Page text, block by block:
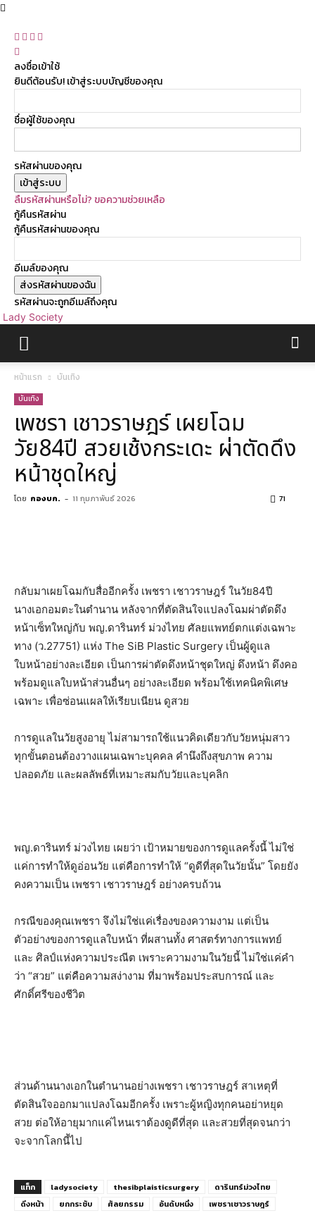
ลงชื่อเข้าใช้
ยินดีต้อนรับ! เข้าสู่ระบบบัญชีของคุณ
ชื่อผู้ใช้ของคุณ
รหัสผ่านของคุณ
ลืมรหัสผ่านหรือไม่? ขอความช่วยเหลือ
กู้คืนรหัสผ่าน
กู้คืนรหัสผ่านของคุณ
อีเมล์ของคุณ
รหัสผ่านจะถูกอีเมล์ถึงคุณ
Lady Society
หน้าแรก บันเทิง
บันเทิง
เพชรา เชาวราษฎร์ เผยโฉม
วัย84ปี สวยเช้งกระเดะ ผ่าตัดดึง
หน้าชุดใหญ่
โดย กองบก. - 11 กุมภาพันธ์ 2026 71
กลับมาเผยโฉมกับสื่ออีกครั้ง เพชรา เชาวราษฎร์ ในวัย84ปี
นางเอกอมตะในตำนาน หลังจากที่ตัดสินใจแปลงโฉมผ่าตัดดึง
หน้าเซ็ทใหญ่กับ พญ.ดารินทร์ ม่วงไทย ศัลยแพทย์ตกแต่งเฉพาะ
ทาง (ว.27751) แห่ง The SiB Plastic Surgery เป็นผู้ดูแล
ใบหน้าอย่างละเอียด เป็นการผ่าตัดดึงหน้าชุดใหญ่ ดึงหน้า ดึงคอ
พร้อมดูแลใบหน้าส่วนอื่นๆ อย่างละเอียด พร้อมใช้เทคนิคพิเศษ
เฉพาะ เพื่อซ่อนแผลให้เรียบเนียน ดูสวย
การดูแลในวัยสูงอายุ ไม่สามารถใช้แนวคิดเดียวกับวัยหนุ่มสาว
ทุกขั้นตอนต้องวางแผนเฉพาะบุคคล คำนึงถึงสุขภาพ ความ
ปลอดภัย และผลลัพธ์ที่เหมาะสมกับวัยและบุคลิก
พญ.ดารินทร์ ม่วงไทย เผยว่า เป้าหมายของการดูแลครั้งนี้ ไม่ใช่
แค่การทำให้ดูอ่อนวัย แต่คือการทำให้ “ดูดีที่สุดในวัยนั้น” โดยยัง
คงความเป็น เพชรา เชาวราษฎร์ อย่างครบถ้วน
กรณีของคุณเพชรา จึงไม่ใช่แค่เรื่องของความงาม แต่เป็น
ตัวอย่างของการดูแลใบหน้า ที่ผสานทั้ง ศาสตร์ทางการแพทย์
และ ศิลป์แห่งความประณีต เพราะความงามในวัยนี้ ไม่ใช่แค่คำ
ว่า “สวย” แต่คือความสง่างาม ที่มาพร้อมประสบการณ์ และ
ศักดิ์ศรีของชีวิต
ส่วนด้านนางเอกในตำนานอย่างเพชรา เชาวราษฎร์ สาเหตุที่
ตัดสินใจออกมาแปลงโฉมอีกครั้ง เพราะผู้หญิงทุกคนอย่าหยุด
สวย ต่อให้อายุมากแค่ไหนเราต้องดูดีที่สุด และสวยที่สุดจนกว่า
จะจากโลกนี้ไป
แท็ก ladysociety thesibplaisticsurgery
ดารินทร์ม่วงไทย
ดึงหน้า
ยกกระชับ ศัลยกรรม อันดับหนึ่ง เพชราเชาวราษฎร์